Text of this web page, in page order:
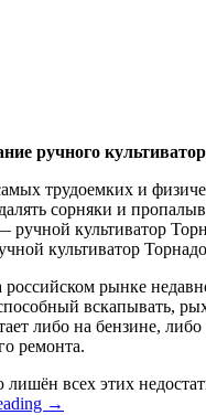
ручного
трудоемких и
сорняки и
культиватор
культиватор
российском рынке
вскапывать,
либо на бензине,
ремонта.
лишён всех этих
→